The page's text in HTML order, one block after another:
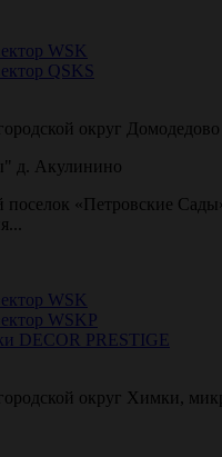
WSK
QSKS
округ Домодедово
д. Акулинино
«Петровские
WSK
WSKP
DECOR PRESTIGE
округ Химки,